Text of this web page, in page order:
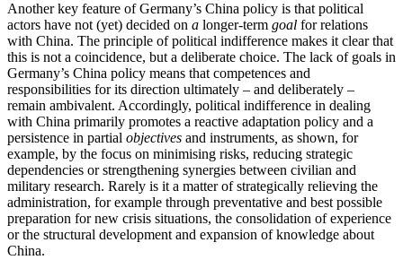
Another key feature of Germany’s China policy is that political
actors have not (yet) decided on a longer-term goal for relations
with China. The prin­ciple of political indifference makes it clear that
this is not a coincidence, but a deliberate choice. The lack of goals in
Germany’s China policy means that com­petences and
responsibilities for its direction ulti­mately – and deliberately –
remain ambivalent. Accordingly, political indifference in dealing
with China primarily promotes a reactive adaptation policy and a
persistence in partial objectives and instruments, as shown, for
example, by the focus on minimising risks, reducing strategic
dependencies or strengthen­ing synergies between civilian and
military research. Rarely is it a matter of strategically relieving the
ad­ministration, for example through preventative and best possible
preparation for new crisis situations, the consolidation of experience
or the structural develop­ment and expansion of knowledge about
China.